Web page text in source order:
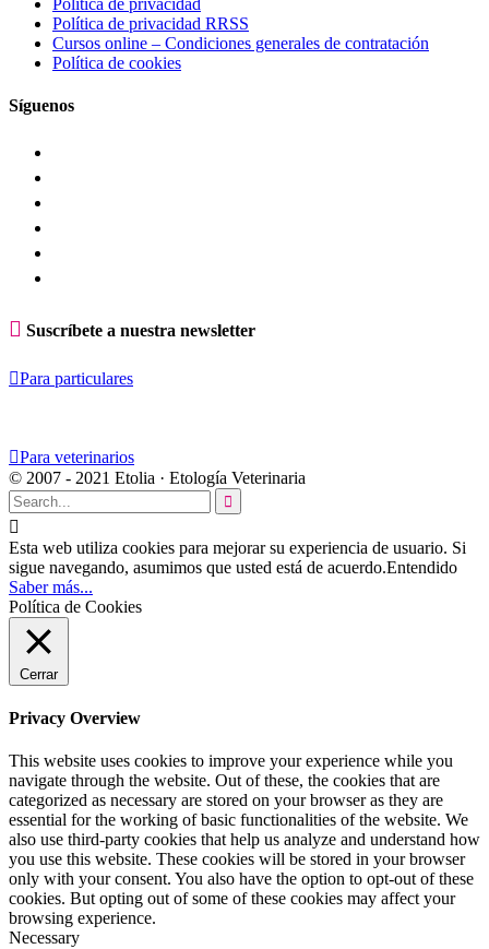
Política de privacidad RRSS
Cursos online – Condiciones generales de contratación
Política de cookies
Síguenos
 Suscríbete a nuestra newsletter
Para particulares
Para veterinarios
© 2007 - 2021 Etolia · Etología Veterinaria


Esta web utiliza cookies para mejorar su experiencia de usuario. Si
sigue navegando, asumimos que usted está de acuerdo.Entendido
Saber más...
Política de Cookies
Cerrar
Privacy Overview
This website uses cookies to improve your experience while you
navigate through the website. Out of these, the cookies that are
categorized as necessary are stored on your browser as they are
essential for the working of basic functionalities of the website. We
also use third-party cookies that help us analyze and understand how
you use this website. These cookies will be stored in your browser
only with your consent. You also have the option to opt-out of these
cookies. But opting out of some of these cookies may affect your
browsing experience.
Necessary